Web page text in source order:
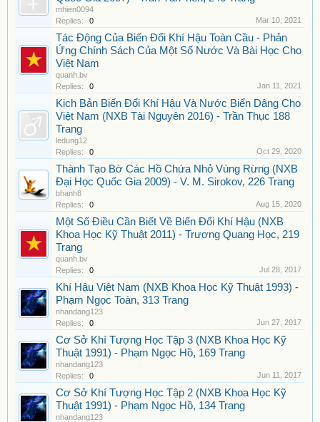
mhien0094
Replies:
0 Mar 10, 2021
Tác Động Của Biến Đổi Khí Hậu Toàn Cầu - Phản
Ứng Chính Sách Của Một Số Nước Và Bài Học Cho
Việt Nam
quanh.bv
Replies:
0 Jan 11, 2021
Kịch Bản Biến Đổi Khí Hậu Và Nước Biển Dâng Cho
Việt Nam (NXB Tài Nguyên 2016) - Trần Thục 188
Trang
ledung12
Replies:
0 Oct 29, 2020
Thành Tạo Bờ Các Hồ Chứa Nhỏ Vùng Rừng (NXB
Đại Học Quốc Gia 2009) - V. M. Sirokov, 226 Trang
bhanh8
Replies:
0 Aug 15, 2020
Một Số Điều Cần Biết Về Biến Đổi Khí Hậu (NXB
Khoa Học Kỹ Thuật 2011) - Trương Quang Học, 219
Trang
quanh.bv
Replies:
0 Jul 28, 2017
Khí Hậu Việt Nam (NXB Khoa Học Kỹ Thuật 1993) -
Phạm Ngọc Toàn, 313 Trang
nhandang123
Replies:
0 Jun 27, 2017
Cơ Sở Khí Tượng Học Tập 3 (NXB Khoa Học Kỹ
Thuật 1991) - Phạm Ngọc Hồ, 169 Trang
nhandang123
Replies:
0 Jun 11, 2017
Cơ Sở Khí Tượng Học Tập 2 (NXB Khoa Học Kỹ
Thuật 1991) - Phạm Ngọc Hồ, 134 Trang
nhandang123